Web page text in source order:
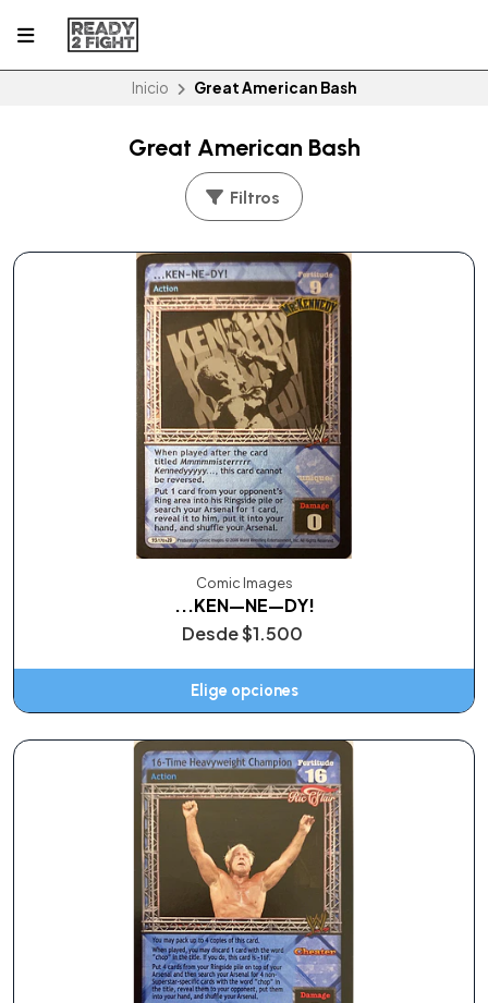
Inicio Great American Bash
Great American Bash
Filtros
Comic Images
...KEN—NE—DY!
Desde$1.500
Elige opciones